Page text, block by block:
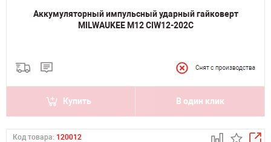
Аккумуляторный импульсный ударный гайковерт
MILWAUKEE M12 CIW12-202C
Купить В один клик
Код товара: 120012